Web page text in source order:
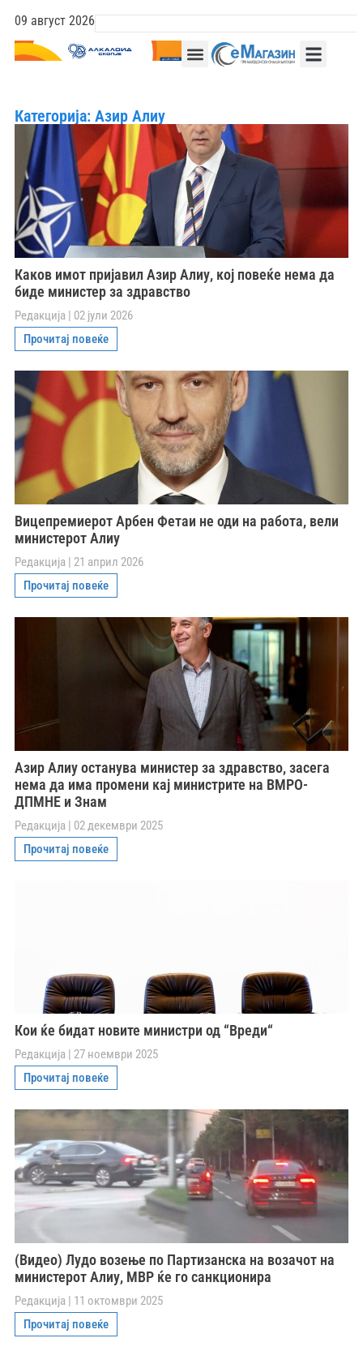
09 август 2026
Категорија: Азир Алиу
Каков имот пријавил Азир Алиу, кој повеќе нема да
биде министер за здравство
Редакција
02 јули 2026
Прочитај повеќе
Вицепремиерот Арбен Фетаи не оди на работа, вели
министерот Алиу
Редакција
21 април 2026
Прочитај повеќе
Азир Алиу останува министер за здравство, засега
нема да има промени кај министрите на ВМРО-
ДПМНЕ и Знам
Редакција
02 декември 2025
Прочитај повеќе
Кои ќе бидат новите министри од “Вреди“
Редакција
27 ноември 2025
Прочитај повеќе
(Видео) Лудо возење по Партизанска на возачот на
министерот Алиу, МВР ќе го санкционира
Редакција
11 октомври 2025
Прочитај повеќе